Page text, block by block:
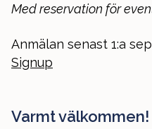
Med reservation för
Anmälan senast 1:a
Signup
Varmt välkommen!